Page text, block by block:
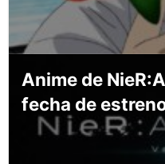
Anime de
fecha de